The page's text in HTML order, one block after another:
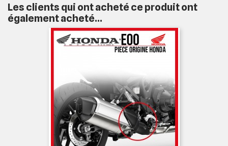
Les clients qui ont acheté ce produit ont
également acheté...